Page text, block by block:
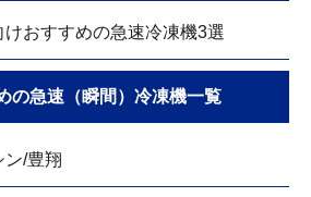
おすすめの急速冷凍機3選
の急速（瞬間）冷凍機一覧
ン/豊翔